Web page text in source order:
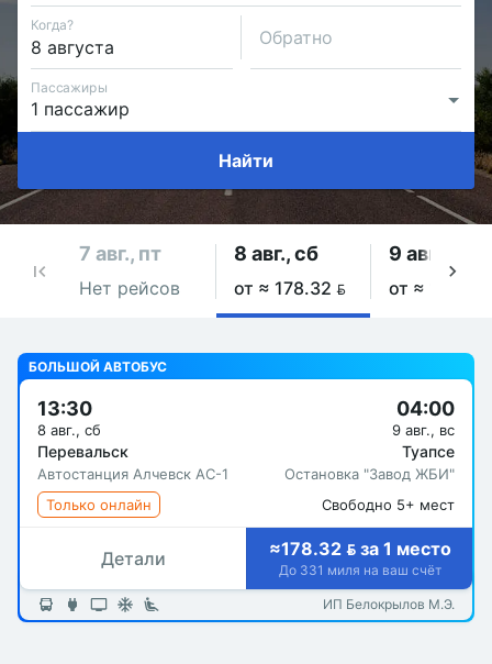
Когда?
Обратно
Пассажиры
Найти
7 авг., пт
Нет рейсов
8 авг., сб
от ≈ 178.32 
9 авг., вс
от ≈ 178.32
БОЛЬШОЙ АВТОБУС
13:30
8 авг., сб
Перевальск
Автостанция Алчевск АС-1
04:00
9 авг., вс
Туапсе
Остановка "Завод ЖБИ"
Только онлайн
Свободно 5+ мест
Детали ≈178.32  за 1 место
До 331 миля на ваш счёт
ИП Белокрылов М.Э.